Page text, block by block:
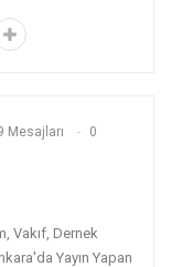
Mesajları 0
Vakıf, Dernek
Yayın Yapan